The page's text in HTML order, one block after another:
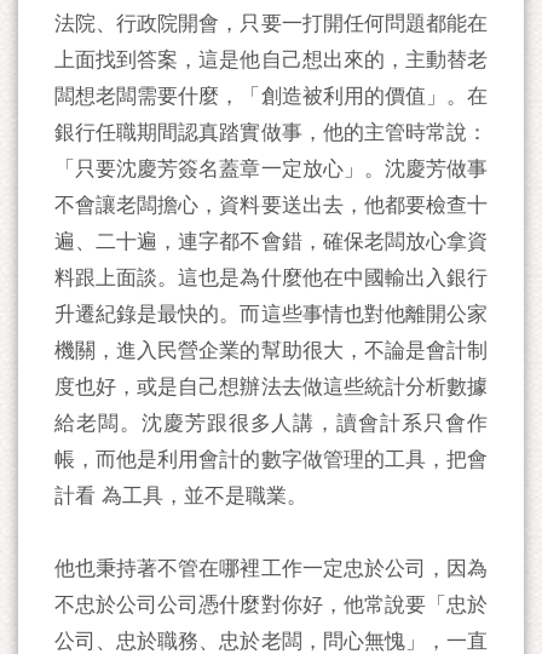
法院、行政院開會，只要一打開任何問題都能在
上面找到答案，這是他自己想出來的，主動替老
闆想老闆需要什麼，「創造被利用的價值」。在
銀行任職期間認真踏實做事，他的主管時常說：
「只要沈慶芳簽名蓋章一定放心」。沈慶芳做事
不會讓老闆擔心，資料要送出去，他都要檢查十
遍、二十遍，連字都不會錯，確保老闆放心拿資
料跟上面談。這也是為什麼他在中國輸出入銀行
升遷紀錄是最快的。而這些事情也對他離開公家
機關，進入民營企業的幫助很大，不論是會計制
度也好，或是自己想辦法去做這些統計分析數據
給老闆。沈慶芳跟很多人講，讀會計系只會作
帳，而他是利用會計的數字做管理的工具，把會
計看 為工具，並不是職業。
他也秉持著不管在哪裡工作一定忠於公司，因為
不忠於公司公司憑什麼對你好，他常說要「忠於
公司、忠於職務、忠於老闆，問心無愧」，一直